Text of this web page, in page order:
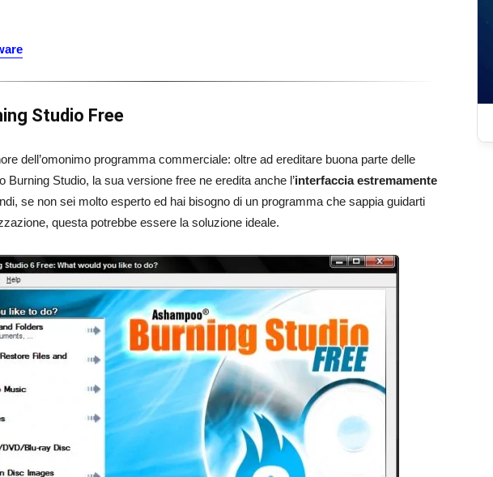
Studio Free
dell’omonimo programma commerciale: oltre ad ereditare buona parte delle
Burning Studio, la sua versione free ne eredita anche l’interfaccia estremamente
se non sei molto esperto ed hai bisogno di un programma che sappia guidarti
questa potrebbe essere la soluzione ideale.